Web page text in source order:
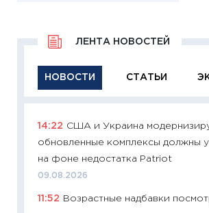
НОВОСТИ СТАТЬИ
ЛЕНТА НОВОСТЕЙ
14:22 США и Украина
обновленные комплексы должны
на фоне недостатка Patriot
09.08.2026
11:52
Возрастные надбавки